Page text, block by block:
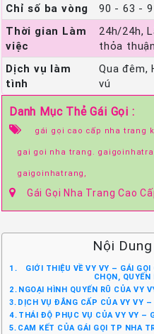
Chỉ số ba vòng
90 - 63 -
Thời gian Làm
việc
24h/24h,
thỏa
Dịch vụ làm
tình
Qua đêm,
vú
Danh Mục Thẻ Gái Gọi :
gái gọi cao cấp nha trang
gai goi nha trang.
gaigoinhatrang,
Gái Gọi Nha Trang Cao
Nội
GIỚI THIỆU VỀ VY VY – GÁI
CHỌN,
NGOẠI HÌNH QUYẾN RŨ CỦA VY
DỊCH VỤ ĐẲNG CẤP CỦA VY VY
THÁI ĐỘ PHỤC VỤ CỦA VY VY –
CAM KẾT CỦA GÁI GỌI TP NHA